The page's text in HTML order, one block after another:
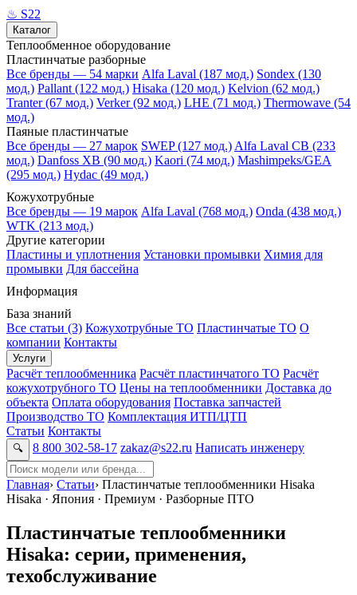
♨ S22
Каталог
Теплообменное оборудование
Пластинчатые разборные
Все бренды — 54 марки Alfa Laval (187 мод.) Sondex (130
мод.) Pallant (122 мод.) Hisaka (120 мод.) Kelvion (62 мод.)
Tranter (67 мод.) Verker (92 мод.) LHE (71 мод.) Thermowave (54
мод.)
Паяные пластинчатые
Все бренды — 27 марок SWEP (127 мод.) Alfa Laval CB (233
мод.) Danfoss XB (90 мод.) Kaori (74 мод.) Mashimpeks/GEA
(295 мод.) Hydac (49 мод.)
Кожухотрубные
Все бренды — 19 марок Alfa Laval (768 мод.) Onda (438 мод.)
WTK (213 мод.)
Другие категории
Пластины и уплотнения Установки промывки Химия для
промывки Для бассейна
Информация
База знаний
Все статьи (3) Кожухотрубные ТО Пластинчатые ТО О
компании Контакты
Услуги
Расчёт теплообменника Расчёт пластинчатого ТО Расчёт
кожухотрубного ТО Цены на теплообменники Доставка до
объекта Оплата оборудования Поставка запчастей
Производство ТО Комплектация ИТП/ЦТП
Статьи Контакты
🔍 8 800 302-58-17 zakaz@s22.ru Написать инженеру
Главная› Статьи› Пластинчатые теплообменники Hisaka
Hisaka · Япония · Премиум · Разборные ПТО
Пластинчатые теплообменники
Hisaka: серии, применения,
техобслуживание